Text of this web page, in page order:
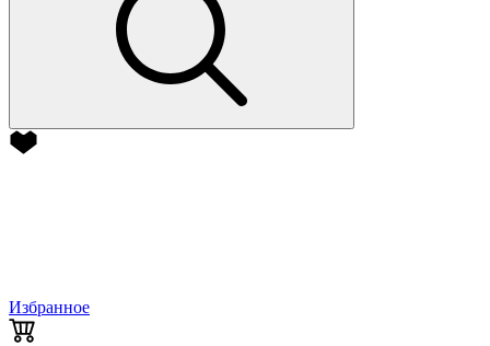
Избранное